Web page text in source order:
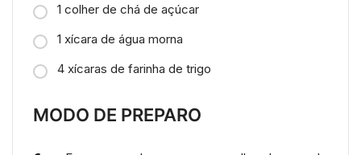
1 colher de chá de açúcar
1 xícara de água morna
4 xícaras de farinha de trigo
MODO DE PREPARO